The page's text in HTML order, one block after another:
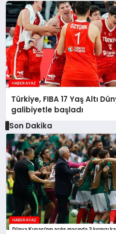
Türkiye, FIBA 17 Yaş Altı
galibiyetle başladı
Son Dakika